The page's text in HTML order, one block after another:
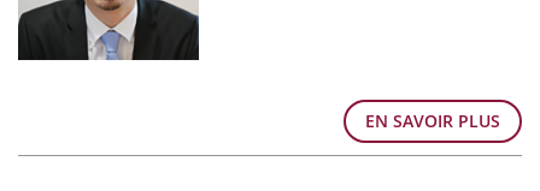
EN SAVOIR PLUS